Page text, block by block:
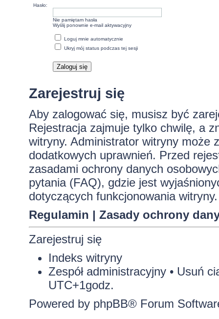
Hasło:
Nie pamiętam hasła
Wyślij ponownie e-mail aktywacyjny
Loguj mnie automatycznie
Ukryj mój status podczas tej sesji
Zarejestruj się
Aby zalogować się, musisz być
Rejestracja zajmuje tylko chwilę, a
witryny. Administrator witryny może
dodatkowych uprawnień. Przed
zasadami ochrony danych
pytania (FAQ), gdzie jest
dotyczących funkcjonowania witryny.
Regulamin | Zasady ochrony
Zarejestruj się
Indeks witryny
Zespół administracyjny• Usuń
UTC+1godz.
Powered by phpBB® Forum